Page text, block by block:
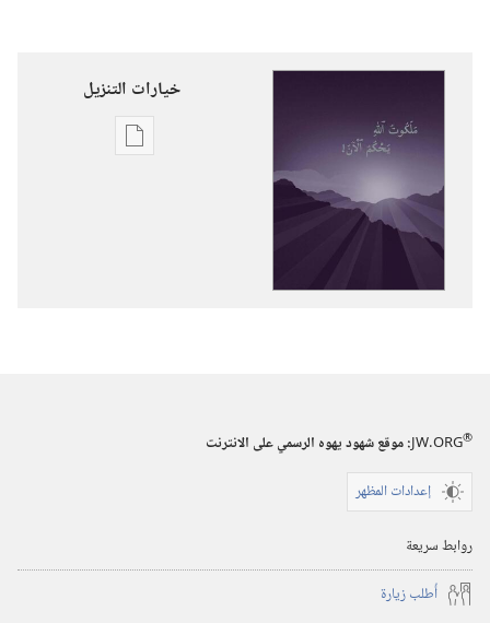
خيارات التنزيل
خيارات
JW.ORG®
:‏ موقع شهود يهوه الرسمي على الانترنت
إعدادات المظهر
روابط سريعة
أُطلب زيارة